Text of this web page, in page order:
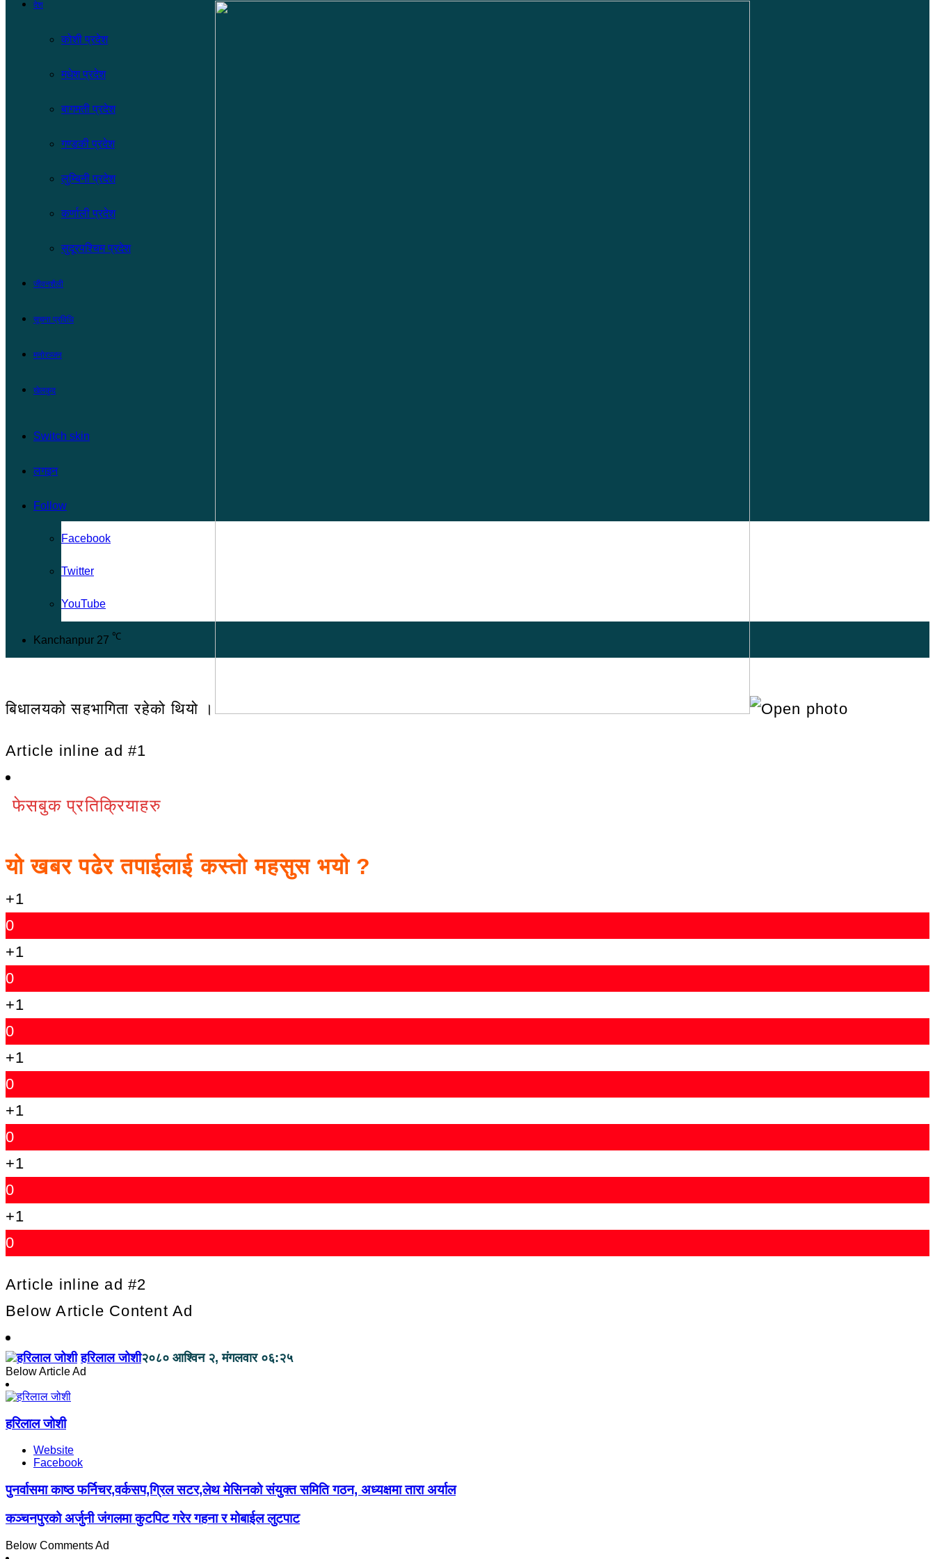
देश
कोशी प्रदेश
मधेश प्रदेश
बागमती प्रदेश
गण्डकी प्रदेश
लुम्बिनी प्रदेश
कर्णाली प्रदेश
सुदूरपश्चिम प्रदेश
जीवनशैली
सूचना प्रविधि
मनोरञ्जन
खेलकुद
Switch skin
लगइन
Follow
Facebook
Twitter
YouTube
Kanchanpur 27 ℃
बिधालयको सहभागिता रहेको थियो ।
Article inline ad #1
फेसबुक प्रतिक्रियाहरु
यो खबर पढेर तपाईलाई कस्तो महसुस भयो ?
+1
0
+1
0
+1
0
+1
0
+1
0
+1
0
+1
0
Article inline ad #2
Below Article Content Ad
हरिलाल जोशी२०८० आश्विन २, मंगलवार ०६:२५
Below Article Ad
हरिलाल जोशी
Website
Facebook
पुनर्वासमा काष्ठ फर्निचर,वर्कसप,ग्रिल सटर,लेथ मेसिनको संयुक्त समिति गठन, अध्यक्षमा तारा अर्याल
कञ्चनपुरको अर्जुनी जंगलमा कुटपिट गरेर गहना र मोबाईल लुटपाट
Below Comments Ad